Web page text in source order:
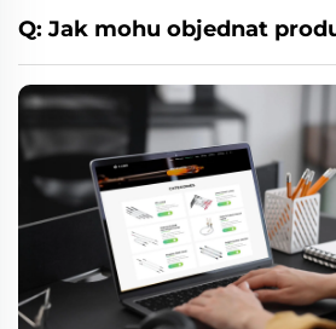
Q: Jak mohu objednat